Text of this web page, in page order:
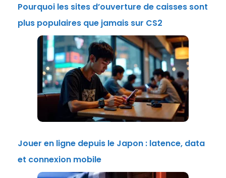
Pourquoi les sites d’ouverture de caisses sont
plus populaires que jamais sur CS2
Jouer en ligne depuis le Japon : latence, data
et connexion mobile